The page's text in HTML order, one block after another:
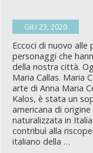
GIU 23, 2020
Eccoci di nuovo alle
personaggi che
della nostra città.
Maria Callas. Maria
arte di Anna Maria
Kalos, è stata un
americana di origine
naturalizzata in
contribuì alla
italiano della …